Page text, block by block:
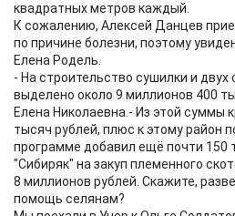
квадратных метров каждый.
К сожалению, Алексей Данцев
по причине болезни, поэтому
Елена Родель.
- На строительство сушилки и двух
выделено около 9 миллионов 400
Елена Николаевна.- Из этой суммы
тысяч рублей, плюс к этому район
программе добавил ещё почти 150
"Сибиряк" на закуп племенного
8 миллионов рублей. Скажите,
помощь селянам?